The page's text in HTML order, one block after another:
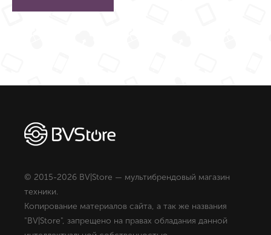
© 2015-2026 BV|Store — мультибрендовый магазин
техники.
Копирование материалов сайта, а так же названия
"BV|Store", запрещено на правах обладания данной